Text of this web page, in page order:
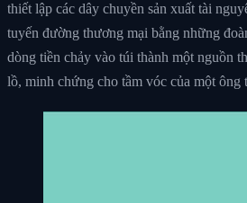
thiết lập các dây chuyền sản xuất tài
tuyến đường thương mại bằng những
dòng tiền chảy vào túi thành một nguồn
lồ, minh chứng cho tầm vóc của một ông